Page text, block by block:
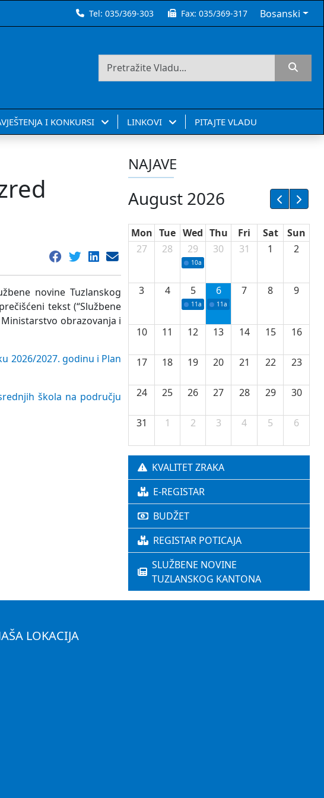
Tel:035/369-303 Fax:035/369-317 Bosanski
I KONKURSI LINKOVI PITAJTE VLADU
novine Tuzlanskog
tekst (“Službene
Ministarstvo obrazovanja i
2026/2027. godinu i Plan
škola na području
NAJAVE
August 2026
Mon Tue Wed Thu Fri Sat
Sun
27
28 29
10a Potpisivanje ugovora sa neprofitnim
30 31 1 2
3 4 5
11a Potpisivanje ugovora o stipendijama
6
11a Podrška razvoju vodne
7 8 9
10 11 12 13 14 15 16
17 18 19 20 21 22 23
24 25 26 27 28 29 30
31 1 2 3 4 5 6
KVALITET ZRAKA
E-REGISTAR
BUDŽET
REGISTAR POTICAJA
SLUŽBENE NOVINE
TUZLANSKOG KANTONA
LOKACIJA